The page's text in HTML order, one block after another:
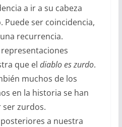
a ir a su cabeza
Puede ser coincidencia,
recurrencia.
que el diablo es zurdo.
muchos de los
en la historia se han
zurdos.
a nuestra